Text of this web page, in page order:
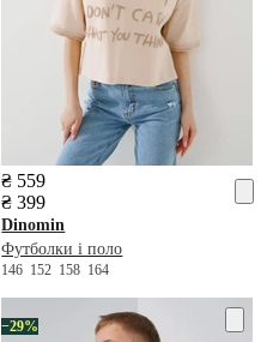
₴ 559
₴ 399
Dinomin
Футболки і поло
146 152 158 164
−29%